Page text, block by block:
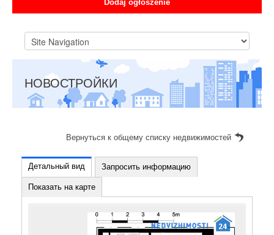
Dodaj ogłoszenie
НОВОСТРОЙКИ
Вернуться к общему списку недвижимостей
Детальный вид Запросить информацию
Показать на карте